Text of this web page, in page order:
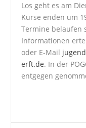
Los geht es am
Kurse enden um
Termine belaufen
Informationen
oder E-Mail
erft.de. In der
entgegen